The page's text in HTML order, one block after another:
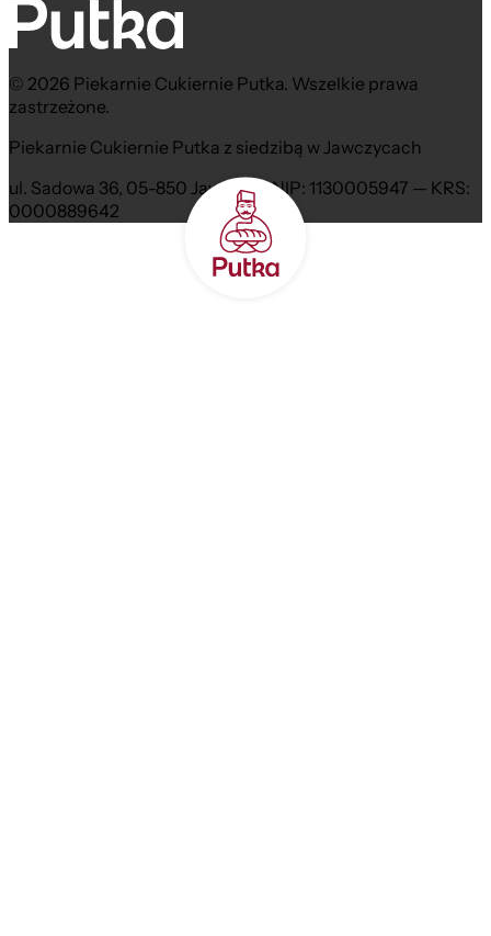
© 2026 Piekarnie Cukiernie Putka. Wszelkie prawa
zastrzeżone.
Piekarnie Cukiernie Putka z siedzibą w Jawczycach
ul. Sadowa 36, 05-850 Jawczyce NIP: 1130005947 — KRS:
0000889642